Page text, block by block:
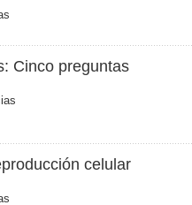
Cinco preguntas
celular